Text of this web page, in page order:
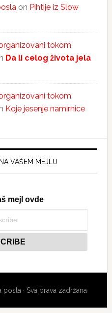
on Pihtije iz Slow
tokom
Da li celog života jela
tokom
Koje jesenje namirnice
VAŠEM MEJLU
mejl ovde
· Sva prava zadržana